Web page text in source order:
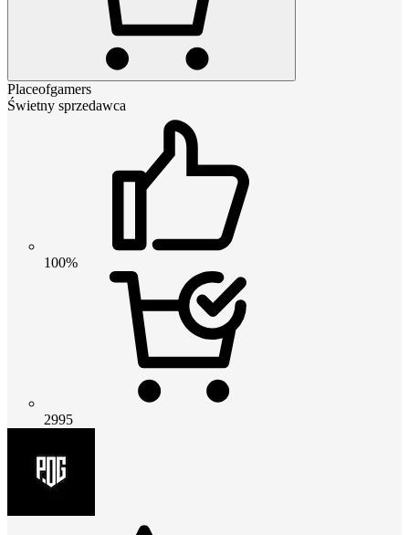
Placeofgamers
Świetny sprzedawca
100%
2995